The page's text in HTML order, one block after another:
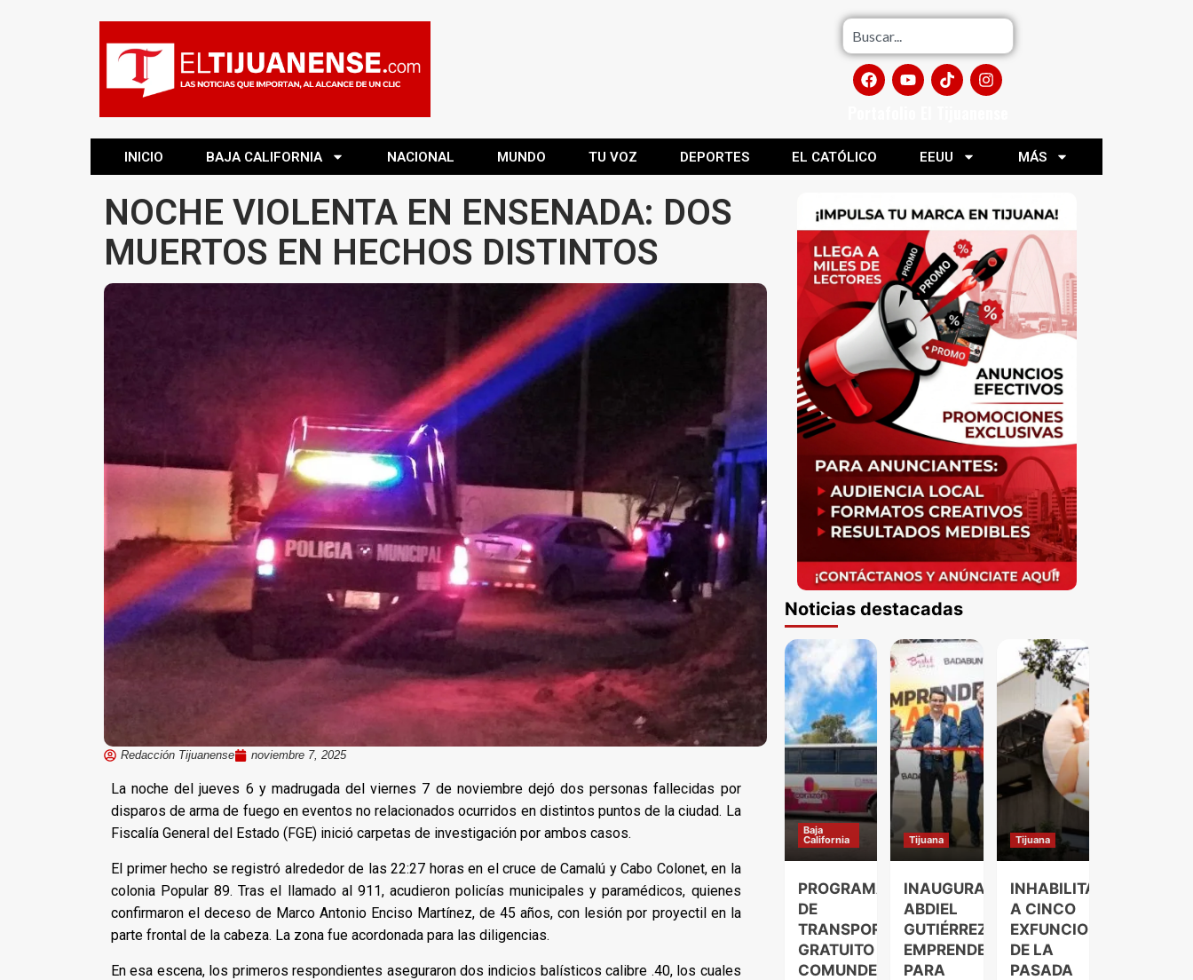
INICIO BAJA CALIFORNIA NACIONAL MUNDO TU VOZ DEPORTES EL CATÓLICO EEUU MÁS
NOCHE VIOLENTA EN ENSENADA: DOS
MUERTOS EN HECHOS DISTINTOS
Redacción Tijuanense noviembre 7, 2025
La noche del jueves 6 y madrugada del viernes 7 de noviembre dejó dos personas fallecidas por
disparos de arma de fuego en eventos no relacionados ocurridos en distintos puntos de la ciudad. La
Fiscalía General del Estado (FGE) inició carpetas de investigación por ambos casos.
El primer hecho se registró alrededor de las 22:27 horas en el cruce de Camalú y Cabo Colonet, en la
colonia Popular 89. Tras el llamado al 911, acudieron policías municipales y paramédicos, quienes
confirmaron el deceso de Marco Antonio Enciso Martínez, de 45 años, con lesión por proyectil en la
parte frontal de la cabeza. La zona fue acordonada para las diligencias.
En esa escena, los primeros respondientes aseguraron dos indicios balísticos calibre .40, los cuales
Noticias destacadas
Baja
California
PROGRAMA
DE
TRANSPORTE
GRATUITO
COMUNDER
Tijuana
INAUGURA
ABDIEL
GUTIÉRREZ
EMPRENDELAND
PARA
Tijuana
INHABILITAN
A CINCO
EXFUNCIONARIOS
DE LA
PASADA